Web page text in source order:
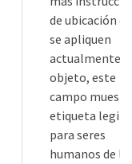
de ubicación
se apliquen
actualmente
objeto, este
campo
etiqueta
para seres
humanos de la